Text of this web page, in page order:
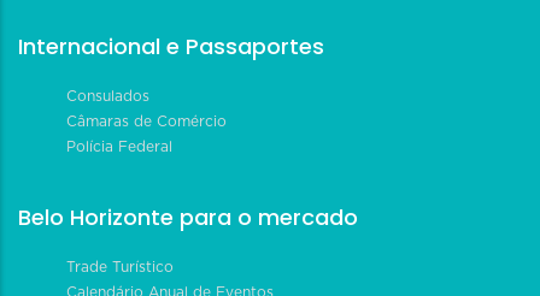
Internacional e Passaportes
Consulados
Câmaras de Comércio
Polícia Federal
Belo Horizonte para o mercado
Trade Turístico
Calendário Anual de Eventos